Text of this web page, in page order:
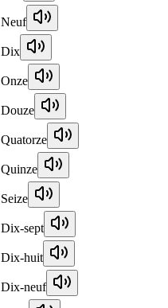
Neuf
Dix
Onze
Douze
Quatorze
Quinze
Seize
Dix-sept
Dix-huit
Dix-neuf